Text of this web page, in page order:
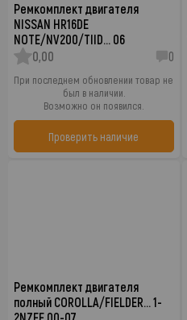
Ремкомплект двигателя
NISSAN HR16DE
NOTE/NV200/TIID… 06
0,00
0
При последнем обновлении товар не
был в наличии.
Возможно он появился.
Проверить наличие
Ремкомплект двигателя
полный COROLLA/FIELDER… 1-